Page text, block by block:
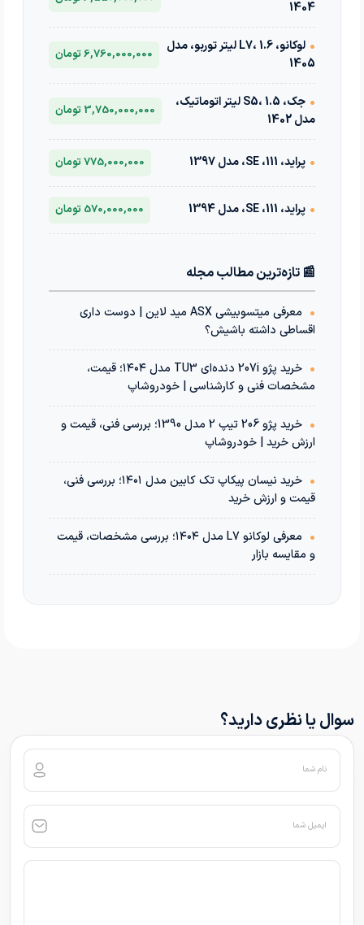
1404
•
لوکانو، L7، 1.6 لیتر توربو، مدل
1405
6,760,000,000 تومان
•
جک، S5، 1.5 لیتر اتوماتیک،
مدل 1402
3,750,000,000 تومان
• پراید، 111، SE، مدل 1397 775,000,000 تومان
• پراید، 111، SE، مدل 1394 570,000,000 تومان
📰 تازه‌ترین مطالب مجله
•
معرفی میتسوبیشی ASX مید لاین | دوست داری
اقساطی داشته باشیش؟
•
خرید پژو 207i دنده‌ای TU3 مدل ۱۴۰۴؛ قیمت،
مشخصات فنی و کارشناسی | خودروشاپ
•
خرید پژو 206 تیپ 2 مدل 1390؛ بررسی فنی، قیمت و
ارزش خرید | خودروشاپ
•
خرید نیسان پیکاپ تک کابین مدل ۱۴۰۱؛ بررسی فنی،
قیمت و ارزش خرید
•
معرفی لوکانو L7 مدل ۱۴۰۴؛ بررسی مشخصات، قیمت
و مقایسه بازار
سوال یا نظری دارید؟
نام شما
ایمیل شما